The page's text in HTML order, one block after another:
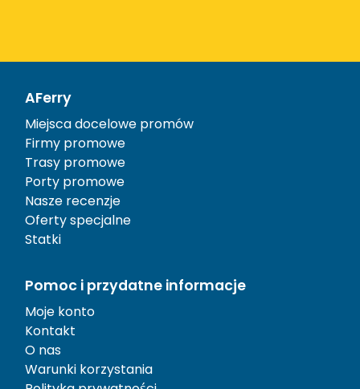
AFerry
Miejsca docelowe promów
Firmy promowe
Trasy promowe
Porty promowe
Nasze recenzje
Oferty specjalne
Statki
Pomoc i przydatne informacje
Moje konto
Kontakt
O nas
Warunki korzystania